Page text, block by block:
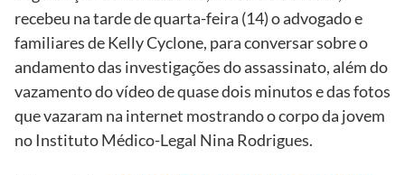
recebeu na tarde de quarta-feira (14) o advogado e
familiares de Kelly Cyclone, para conversar sobre o
andamento das investigações do assassinato, além do
vazamento do vídeo de quase dois minutos e das fotos
que vazaram na internet mostrando o corpo da jovem
no Instituto Médico-Legal Nina Rodrigues.